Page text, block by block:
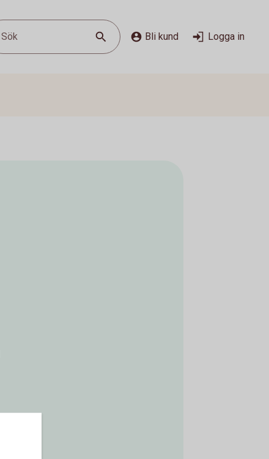
Sök Bli kund Logga in